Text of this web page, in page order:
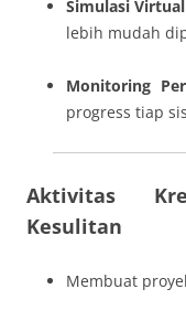
Simulasi Virtual
lebih mudah
Monitoring
progress tiap
Aktivitas
Kesulitan
Membuat